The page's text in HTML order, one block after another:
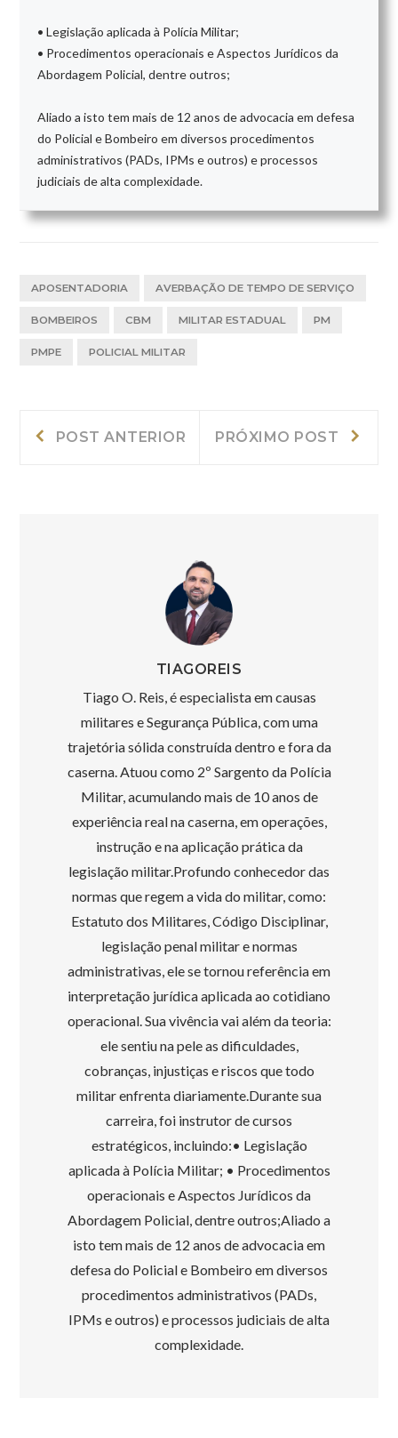
• Legislação aplicada à Polícia Militar;
• Procedimentos operacionais e Aspectos Jurídicos da
Abordagem Policial, dentre outros;
Aliado a isto tem mais de 12 anos de advocacia em defesa
do Policial e Bombeiro em diversos procedimentos
administrativos (PADs, IPMs e outros) e processos
judiciais de alta complexidade.
APOSENTADORIA AVERBAÇÃO DE TEMPO DE SERVIÇO
BOMBEIROS CBM MILITAR ESTADUAL PM
PMPE POLICIAL MILITAR
Navegação
POST ANTERIOR
Anterior:
PRÓXIMO POST
TIAGOREIS
Tiago O. Reis, é especialista em causas
militares e Segurança Pública, com uma
trajetória sólida construída dentro e fora da
caserna. Atuou como 2º Sargento da Polícia
Militar, acumulando mais de 10 anos de
experiência real na caserna, em operações,
instrução e na aplicação prática da
legislação militar.Profundo conhecedor das
normas que regem a vida do militar, como:
Estatuto dos Militares, Código Disciplinar,
legislação penal militar e normas
administrativas, ele se tornou referência em
interpretação jurídica aplicada ao cotidiano
operacional. Sua vivência vai além da teoria:
ele sentiu na pele as dificuldades,
cobranças, injustiças e riscos que todo
militar enfrenta diariamente.Durante sua
carreira, foi instrutor de cursos
estratégicos, incluindo:• Legislação
aplicada à Polícia Militar; • Procedimentos
operacionais e Aspectos Jurídicos da
Abordagem Policial, dentre outros;Aliado a
isto tem mais de 12 anos de advocacia em
defesa do Policial e Bombeiro em diversos
procedimentos administrativos (PADs,
IPMs e outros) e processos judiciais de alta
complexidade.